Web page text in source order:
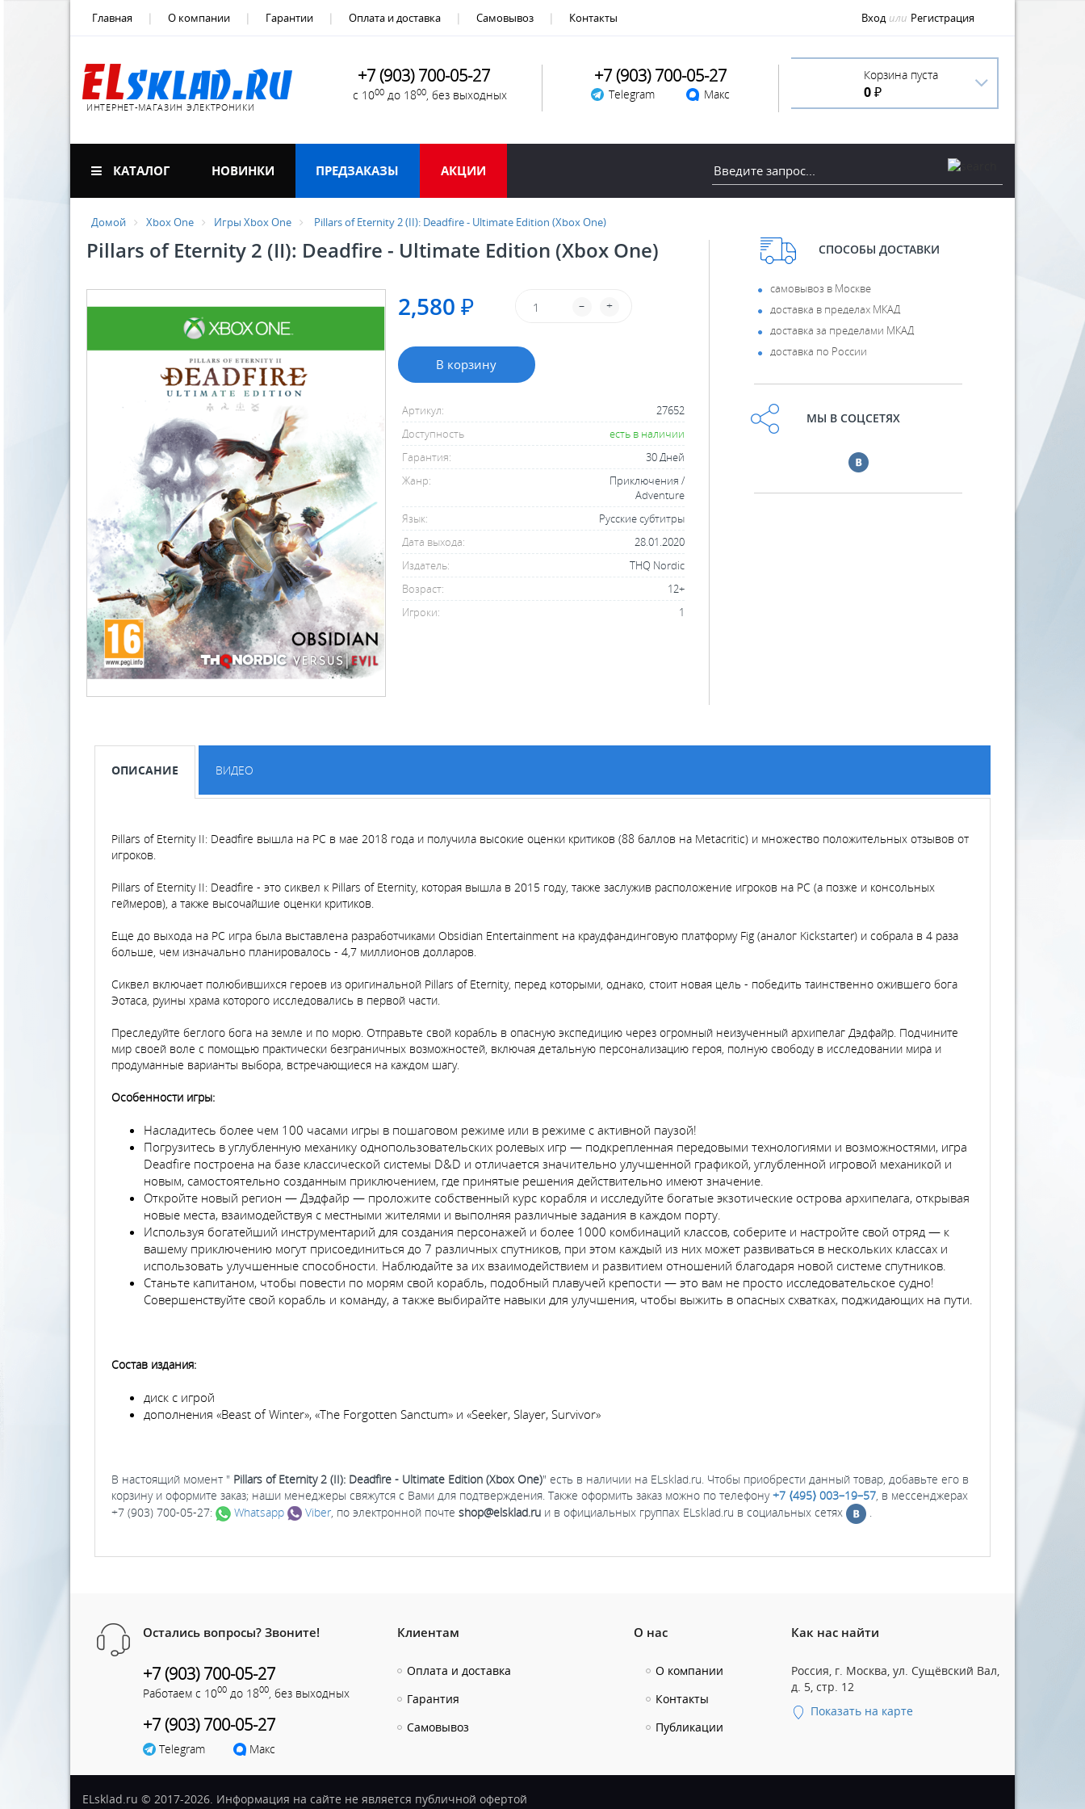
Главная О компании Гарантии Оплата и доставка Самовывоз Контакты Вход или Регистрация
ИНТЕРНЕТ-МАГАЗИН ЭЛЕКТРОНИКИ
+7 (903) 700-05-27
с 1000 до 1800, без выходных
+7 (903) 700-05-27
Telegram Макс
Корзина пуста
0 ₽
КАТАЛОГ НОВИНКИ ПРЕДЗАКАЗЫ АКЦИИ
Домой Xbox One Игры Xbox One Pillars of Eternity 2 (II): Deadfire - Ultimate Edition (Xbox One)
Pillars of Eternity 2 (II): Deadfire - Ultimate Edition (Xbox One)
2,580 ₽ +
–
В корзину
Артикул:
27652
Доступность
есть в наличии
Гарантия:
30 Дней
Жанр:
Приключения /
Adventure
Язык:
Русские субтитры
Дата выхода:
28.01.2020
Издатель:
THQ Nordic
Возраст:
12+
Игроки:
1
СПОСОБЫ ДОСТАВКИ
самовывоз в Москве
доставка в пределах МКАД
доставка за пределами МКАД
доставка по России
МЫ В СОЦСЕТЯХ
ОПИСАНИЕ ВИДЕО
Pillars of Eternity II: Deadfire вышла на PC в мае 2018 года и получила высокие оценки критиков (88 баллов на Metacritic) и множество положительных отзывов от
игроков.
Pillars of Eternity II: Deadfire - это сиквел к Pillars of Eternity, которая вышла в 2015 году, также заслужив расположение игроков на РС (а позже и консольных
геймеров), а также высочайшие оценки критиков.
Еще до выхода на PC игра была выставлена разработчиками Obsidian Entertainment на краудфандинговую платформу Fig (аналог Kickstarter) и собрала в 4 раза
больше, чем изначально планировалось - 4,7 миллионов долларов.
Сиквел включает полюбившихся героев из оригинальной Pillars of Eternity, перед которыми, однако, стоит новая цель - победить таинственно ожившего бога
Эотаса, руины храма которого исследовались в первой части.
Преследуйте беглого бога на земле и по морю. Отправьте свой корабль в опасную экспедицию через огромный неизученный архипелаг Дэдфайр. Подчините
мир своей воле с помощью практически безграничных возможностей, включая детальную персонализацию героя, полную свободу в исследовании мира и
продуманные варианты выбора, встречающиеся на каждом шагу.
Особенности игры:
Насладитесь более чем 100 часами игры в пошаговом режиме или в режиме с активной паузой!
Погрузитесь в углубленную механику однопользовательских ролевых игр — подкрепленная передовыми технологиями и возможностями, игра
Deadfire построена на базе классической системы D&D и отличается значительно улучшенной графикой, углубленной игровой механикой и
новым, самостоятельно созданным приключением, где принятые решения действительно имеют значение.
Откройте новый регион — Дэдфайр — проложите собственный курс корабля и исследуйте богатые экзотические острова архипелага, открывая
новые места, взаимодействуя с местными жителями и выполняя различные задания в каждом порту.
Используя богатейший инструментарий для создания персонажей и более 1000 комбинаций классов, соберите и настройте свой отряд — к
вашему приключению могут присоединиться до 7 различных спутников, при этом каждый из них может развиваться в нескольких классах и
использовать улучшенные способности. Наблюдайте за их взаимодействием и развитием отношений благодаря новой системе спутников.
Станьте капитаном, чтобы повести по морям свой корабль, подобный плавучей крепости — это вам не просто исследовательское судно!
Совершенствуйте свой корабль и команду, а также выбирайте навыки для улучшения, чтобы выжить в опасных схватках, поджидающих на пути.
Состав издания:
диск с игрой
дополнения «Beast of Winter», «The Forgotten Sanctum» и «Seeker, Slayer, Survivor»
В настоящий момент " Pillars of Eternity 2 (II): Deadfire - Ultimate Edition (Xbox One)" есть в наличии на ELsklad.ru. Чтобы приобрести данный товар, добавьте его в
корзину и оформите заказ; наши менеджеры свяжутся с Вами для подтверждения. Также оформить заказ можно по телефону+7 ⟨495⟩ 003–19–57 , в мессенджерах
+7 (903) 700-05-27:
Whatsapp Viber, по электронной почте shop@elsklad.ru и в официальных группах ELsklad.ru в социальных сетях .
Остались вопросы? Звоните!
+7 (903) 700-05-27
Работаем с 1000 до 1800 , без выходных
+7 (903) 700-05-27
Telegram Макс
Клиентам
Оплата и доставка
Гарантия
Самовывоз
О нас
О компании
Контакты
Публикации
Как нас найти
Россия, г. Москва, ул. Сущёвский Вал,
д. 5, стр. 12
Показать на карте
ELsklad.ru © 2017-2026. Информация на сайте не является публичной офертой